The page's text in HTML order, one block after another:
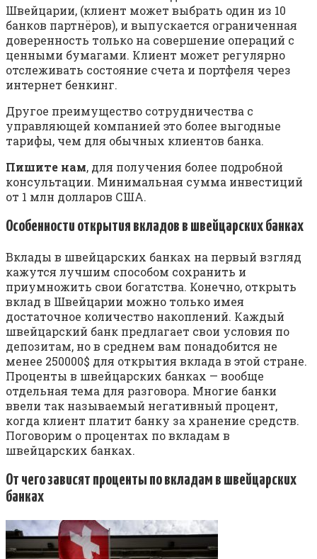
Швейцарии, (клиент может выбрать один из 10
банков партнёров), и выпускается ограниченная
доверенность только на совершение операций с
ценными бумагами. Клиент может регулярно
отслеживать состояние счета и портфеля через
интернет бенкинг.
Другое преимущество сотрудничества с
управляющей компанией это более выгодные
тарифы, чем для обычных клиентов банка.
Пишите нам, для получения более подробной
консультации. Минимальная сумма инвестиций
от 1 млн долларов США.
Особенности открытия вкладов в швейцарских банках
Вклады в швейцарских банках на первый взгляд
кажутся лучшим способом сохранить и
приумножить свои богатства. Конечно, открыть
вклад в Швейцарии можно только имея
достаточное количество накоплений. Каждый
швейцарский банк предлагает свои условия по
депозитам, но в среднем вам понадобится не
менее 250000$ для открытия вклада в этой стране.
Проценты в швейцарских банках — вообще
отдельная тема для разговора. Многие банки
ввели так называемый негативный процент,
когда клиент платит банку за хранение средств.
Поговорим о процентах по вкладам в
швейцарских банках.
От чего зависят проценты по вкладам в швейцарских
банках